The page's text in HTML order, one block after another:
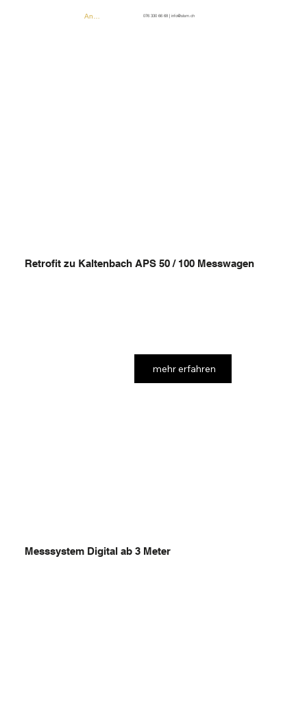
076 330 66 68|info@slsm.ch
Anmelden
Retrofit zu Kaltenbach APS 50 / 100 Messwagen
Messsystem Digital ab 3 Meter
mehr erfahren